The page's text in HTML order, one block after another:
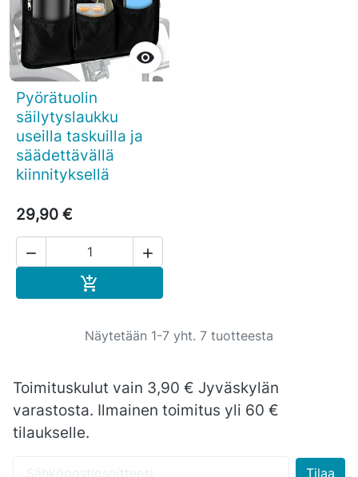

Pyörätuolin
säilytyslaukku
useilla taskuilla ja
säädettävällä
kiinnityksellä
29,90 €
 

Näytetään 1-7 yht. 7 tuotteesta
Toimituskulut vain 3,90 € Jyväskylän
varastosta. Ilmainen toimitus yli 60 €
tilaukselle.